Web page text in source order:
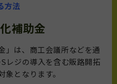
方法
補助金
」は、商工会議所などを通
レジの導入を含む販路開拓
となります。